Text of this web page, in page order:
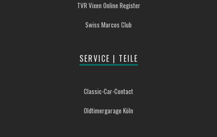
TVR Vixen Online Register
Swiss Marcos Club
SERVICE | TEILE
Classic-Car-Contact
Oldtimergarage Köln